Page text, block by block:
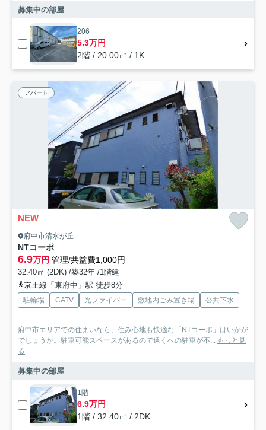
募集中の部屋
206
5.3万円
2階 / 20.00㎡ / 1K
アパート
NEW
府中市清水が丘
NTコーポ
6.9万円 管理/共益費1,000円
32.40㎡ (2DK) /築32年 /1階建
京王線「東府中」駅 徒歩8分
駐輪場 CATV 光ファイバー 敷地内ごみ置き場 公共下水
府中市エリアでの住まいなら、住み心地も快適な「NTコーポ」はいかが
でしょうか。駐車可能スペースがあるので遠くへの駐車が不... もっと見
る
募集中の部屋
1階
6.9万円
1階 / 32.40㎡ / 2DK